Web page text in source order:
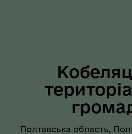
Полтавська область,